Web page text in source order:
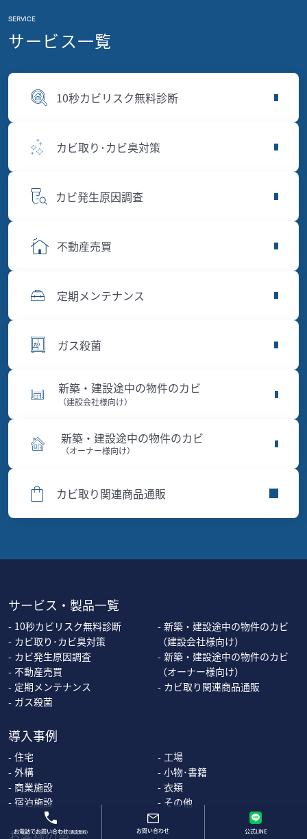
SERVICE
サービス一覧
10秒カビリスク無料診断
カビ取り･カビ臭対策
カビ発生原因調査
不動産売買
定期メンテナンス
ガス殺菌
新築・建設途中の物件のカビ
（建設会社様向け）
新築・建設途中の物件のカビ
（オーナー様向け）
カビ取り関連商品通販
サービス・製品一覧
10秒カビリスク無料診断
カビ取り･カビ臭対策
カビ発生原因調査
不動産売買
定期メンテナンス
ガス殺菌
新築・建設途中の物件のカビ
（建設会社様向け）
新築・建設途中の物件のカビ
（オーナー様向け）
カビ取り関連商品通販
導入事例
住宅
外構
商業施設
宿泊施設
工場
小物･書籍
衣類
その他
お電話でお問い合わせ(通話無料) お問い合わせ 公式LINE